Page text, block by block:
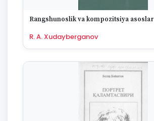
Rangshunoslik va kompozitsiya asoslar
R. A. Xudayberganov